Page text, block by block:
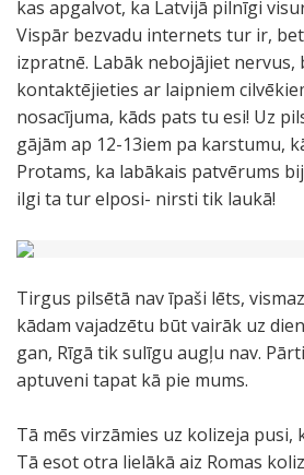
kas apgalvot, ka Latvijā pilnīgi
Vispār bezvadu internets tur ir,
izpratnē. Labāk nebojājiet nervus,
kontaktējieties ar laipniem
nosacījuma, kāds pats tu esi! Uz
gājām ap 12-13iem pa karstumu,
Protams, ka labākais patvērums
ilgi ta tur elposi- nirsti tik laukā!
Tirgus pilsētā nav īpaši lēts,
kādam vajadzētu būt vairāk uz
gan, Rīgā tik sulīgu augļu nav.
aptuveni tapat kā pie mums.
Tā mēs virzāmies uz kolizeja pusi,
Tā esot otra lielākā aiz Romas